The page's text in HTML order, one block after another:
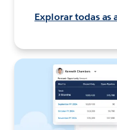
Explorar todas as